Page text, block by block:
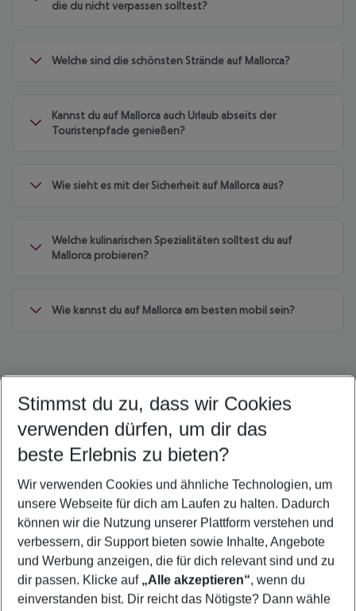
die du nicht verpassen solltest?
Welche sind die schönsten Strände auf Mallorca?
Kannst du auf Mallorca auch Urlaub abseits der
Touristenpfade genießen?
Wie sieht es mit der Sicherheit auf Mallorca aus?
Welche kulinarischen Spezialitäten solltest du auf
Mallorca probieren?
Wie kannst du auf Mallorca am besten mobil sein?
Quicklinks
Flug & Hotel S'Illot
Frübucher Angebote S'Illot für 2026
Pauschalreisen S'Illot
Familienurlaub S'Illot
Last Minute S'Illot
Stimmst du zu, dass wir Cookies
verwenden dürfen, um dir das
beste Erlebnis zu bieten?
Wir verwenden Cookies und ähnliche Technologien, um
unsere Webseite für dich am Laufen zu halten. Dadurch
können wir die Nutzung unserer Plattform verstehen und
verbessern, dir Support bieten sowie Inhalte, Angebote
und Werbung anzeigen, die für dich relevant sind und zu
dir passen. Klicke auf „Alle akzeptieren“, wenn du
einverstanden bist. Dir reicht das Nötigste? Dann wähle